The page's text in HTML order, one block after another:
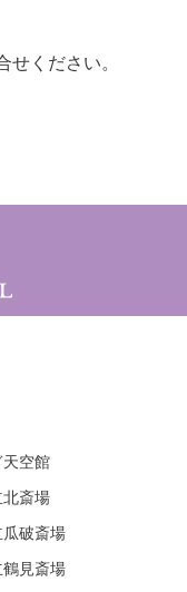
ください。
空館
北斎場
破斎場
見斎場